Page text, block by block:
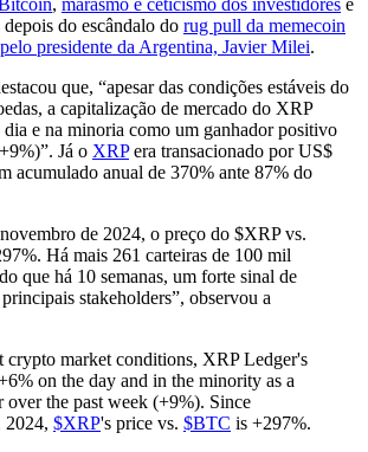
do escândalo do rug pull da memecoin
presidente da Argentina, Javier Milei.
que, “apesar das condições estáveis ​​do
a capitalização de mercado do XRP
e na minoria como um ganhador positivo
Já o XRPera transacionado por US$
acumulado anual de 370% ante 87% do
de 2024, o preço do $XRP vs.
Há mais 261 carteiras de 100 mil
que há 10 semanas, um forte sinal de
stakeholders”, observou a
crypto market conditions, XRP Ledger's
on the day and in the minority as a
over the past week (+9%). Since
2024, $XRP's price vs. $BTC is +297%.